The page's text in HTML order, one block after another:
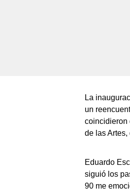
La
un
coincidieron
de las
Eduardo
siguió los
90 me